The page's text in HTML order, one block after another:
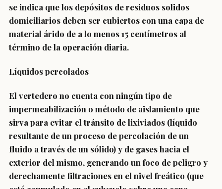
se indica que los depósitos de residuos solidos
domiciliarios deben ser cubiertos con una capa de
material árido de a lo menos 15 centímetros al
término de la operación diaria.
Líquidos percolados
El vertedero no cuenta con ningún tipo de
impermeabilización o método de aislamiento que
sirva para evitar el tránsito de lixiviados (líquido
resultante de un proceso de percolación de un
fluido a través de un sólido) y de gases hacia el
exterior del mismo, generando un foco de peligro y
derechamente filtraciones en el nivel freático (que